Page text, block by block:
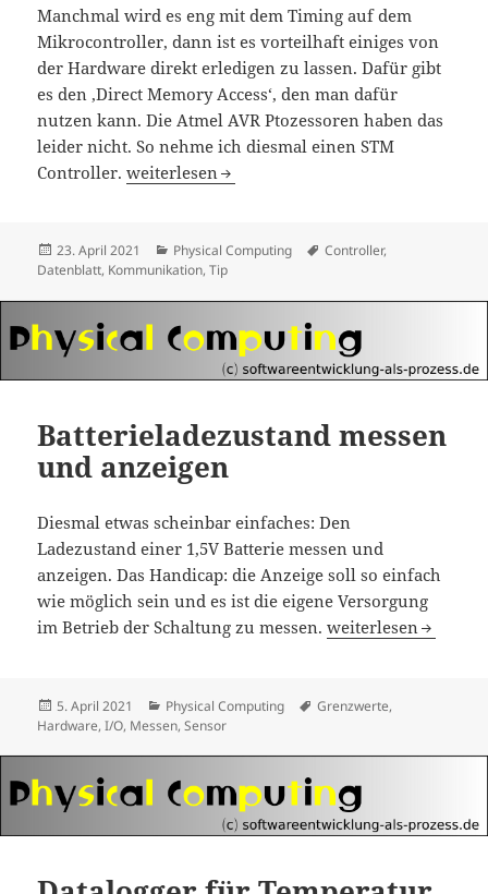
Manchmal wird es eng mit dem Timing auf dem
Mikrocontroller, dann ist es vorteilhaft einiges von
der Hardware direkt erledigen zu lassen. Dafür gibt
es den ‚Direct Memory Access‘, den man dafür
nutzen kann. Die Atmel AVR Ptozessoren haben das
leider nicht. So nehme ich diesmal einen STM
Controller.CPU Zeit sparen mit Direct Memory Access
weiterlesen
Veröffentlicht
am
23. April 2021 Kategorien
Physical Computing Schlagwörter
Controller,
Datenblatt, Kommunikation,Tip
Batterieladezustand messen
und anzeigen
Diesmal etwas scheinbar einfaches: Den
Ladezustand einer 1,5V Batterie messen und
anzeigen. Das Handicap: die Anzeige soll so einfach
wie möglich sein und es ist die eigene Versorgung
im Betrieb der Schaltung zu messen.Batterieladezustand
weiterlesen
Veröffentlicht
am
5. April 2021 Kategorien
Physical Computing Schlagwörter
Grenzwerte,
Hardware,I/O, Messen,Sensor